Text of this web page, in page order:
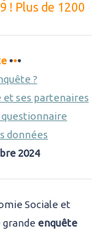
! Plus de 1200
•••
?
et ses partenaires
questionnaire
données
2024
Sociale et
grande enquête